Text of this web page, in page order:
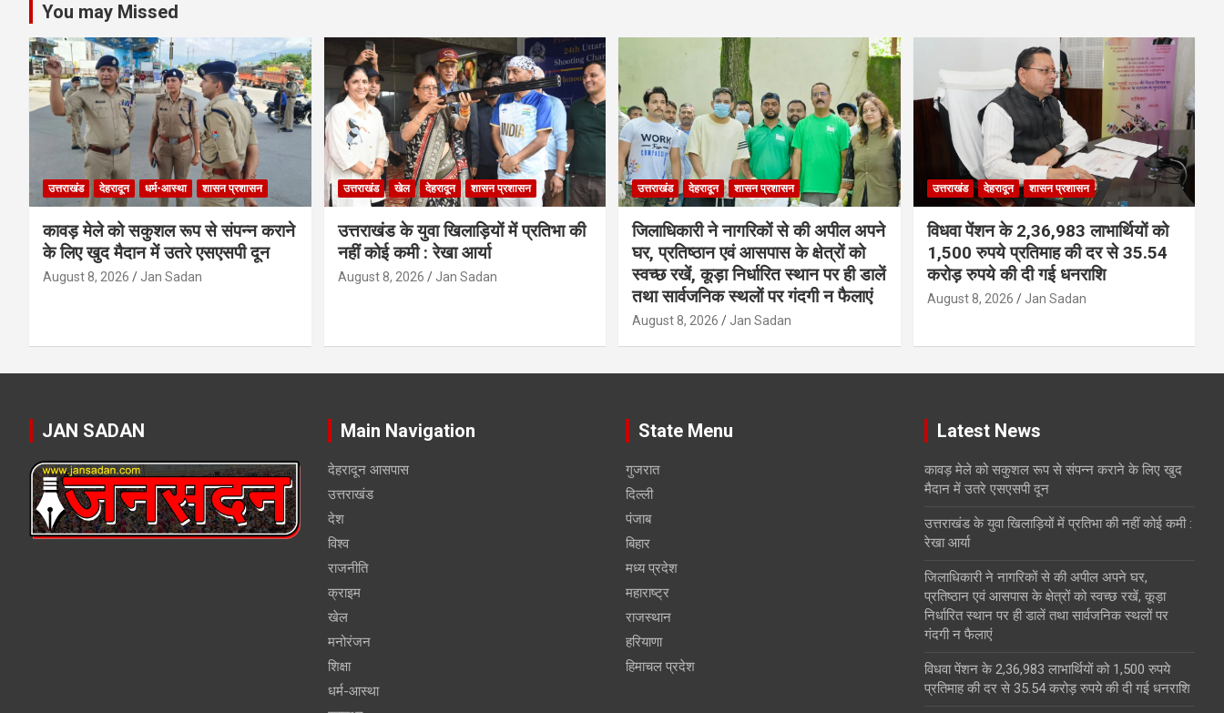
You may Missed
उत्तराखंड देहरादून धर्म-आस्था शासन प्रशासन
कावड़ मेले को सकुशल रूप से संपन्न कराने
के लिए खुद मैदान में उतरे एसएसपी दून
August 8, 2026 Jan Sadan
उत्तराखंड खेल देहरादून शासन प्रशासन
उत्तराखंड के युवा खिलाड़ियों में प्रतिभा की
नहीं कोई कमी : रेखा आर्या
August 8, 2026 Jan Sadan
उत्तराखंड देहरादून शासन प्रशासन
जिलाधिकारी ने नागरिकों से की अपील अपने
घर, प्रतिष्ठान एवं आसपास के क्षेत्रों को
स्वच्छ रखें, कूड़ा निर्धारित स्थान पर ही डालें
तथा सार्वजनिक स्थलों पर गंदगी न फैलाएं
August 8, 2026 Jan Sadan
उत्तराखंड देहरादून शासन प्रशासन
विधवा पेंशन के 2,36,983 लाभार्थियों को
1,500 रुपये प्रतिमाह की दर से 35.54
करोड़ रुपये की दी गई धनराशि
August 8, 2026 Jan Sadan
JAN SADAN Main Navigation
देहरादून आसपास
उत्तराखंड
देश
विश्व
राजनीति
क्राइम
खेल
मनोरंजन
शिक्षा
धर्म-आस्था
State Menu
गुजरात
दिल्ली
पंजाब
बिहार
मध्य प्रदेश
महाराष्ट्र
राजस्थान
हरियाणा
हिमाचल प्रदेश
Latest News
कावड़ मेले को सकुशल रूप से संपन्न कराने के लिए खुद
मैदान में उतरे एसएसपी दून
उत्तराखंड के युवा खिलाड़ियों में प्रतिभा की नहीं कोई कमी :
रेखा आर्या
जिलाधिकारी ने नागरिकों से की अपील अपने घर,
प्रतिष्ठान एवं आसपास के क्षेत्रों को स्वच्छ रखें, कूड़ा
निर्धारित स्थान पर ही डालें तथा सार्वजनिक स्थलों पर
गंदगी न फैलाएं
विधवा पेंशन के 2,36,983 लाभार्थियों को 1,500 रुपये
प्रतिमाह की दर से 35.54 करोड़ रुपये की दी गई धनराशि